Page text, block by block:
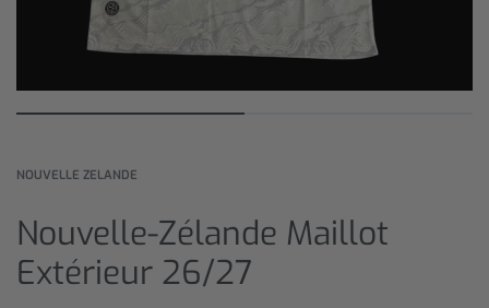
NOUVELLE ZELANDE
Nouvelle-Zélande Maillot
Extérieur 26/27